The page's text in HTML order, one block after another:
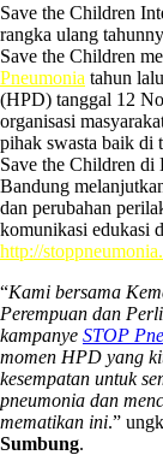
Save the Children
rangka ulang
Save the Children
Pneumonia tahun
(HPD) tanggal 12
organisasi
pihak swasta baik di
Save the Children di
Bandung
dan perubahan
komunikasi edukasi
http://
“Kami bersama
Perempuan dan
kampanye STOP
momen HPD yang
kesempatan untuk
pneumonia dan
mematikan ini.”
Sumbung.